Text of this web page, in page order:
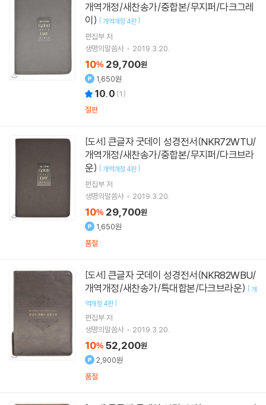
개역개정/새찬송가/중합본/무지퍼/다크그레
이) [개역개정 4판]
편집부 저
생명의말씀사
2019.3.20.
10% 29,700원
1,650원
10.0 (1)
절판
[도서]
개역개정/새찬송가/중합본/무지퍼/다크브라
운) [개역개정 4판]
편집부 저
생명의말씀사
2019.3.20.
10% 29,700원
1,650원
품절
[도서]
개역개정/새찬송가/특대합본/다크브라운) [개
역개정 4판]
편집부 저
생명의말씀사
2019.3.20.
10% 52,200원
2,900원
품절